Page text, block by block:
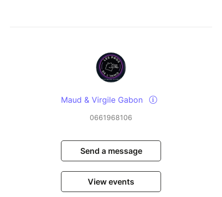
Maud & Virgile Gabon
0661968106
Send a message
View events